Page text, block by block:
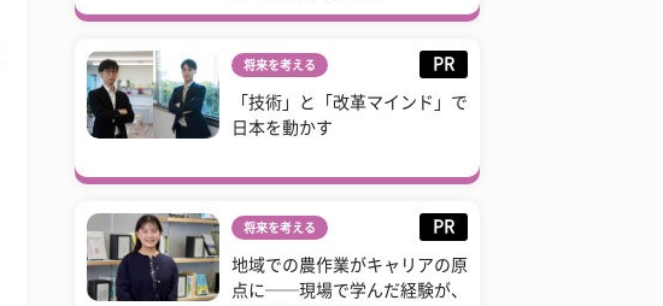
将来を考える PR
「技術」と「改革マインド」で
日本を動かす
将来を考える PR
地域での農作業がキャリアの原
点に──現場で学んだ経験が、